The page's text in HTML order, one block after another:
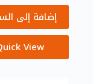
إضافة إلى
View